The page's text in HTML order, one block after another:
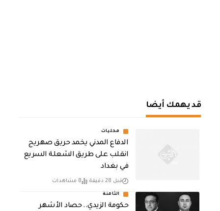
قد يهمك أيضا
محليات
الدفاع المدني يخمد حريق صهريج
انقلب على طريق الشعلة السريع
في بغداد
قبل 28 دقيقة 8 مشاهدات
الثامنة
حكومة الزيدي.. حصاد الأشهر